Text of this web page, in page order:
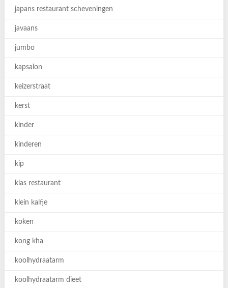
japans restaurant scheveningen
javaans
jumbo
kapsalon
keizerstraat
kerst
kinder
kinderen
kip
klas restaurant
klein kalfje
koken
kong kha
koolhydraatarm
koolhydraatarm dieet